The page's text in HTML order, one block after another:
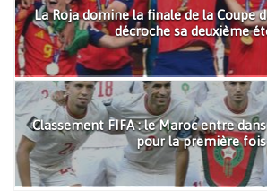
La Roja domine la finale de la Coupe
décroche sa deuxième
Classement FIFA : le Maroc entre
pour la première fois